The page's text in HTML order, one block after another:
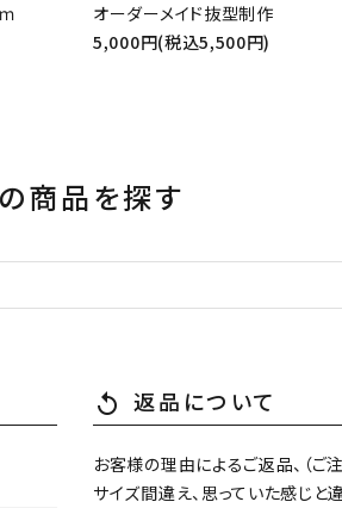
オーダーメイド抜型制作
5,000円(税込5,500円)
商品を探す
replay 返品について
お客様の理由によるご返品、（ご
サイズ間違え、思っていた感じと